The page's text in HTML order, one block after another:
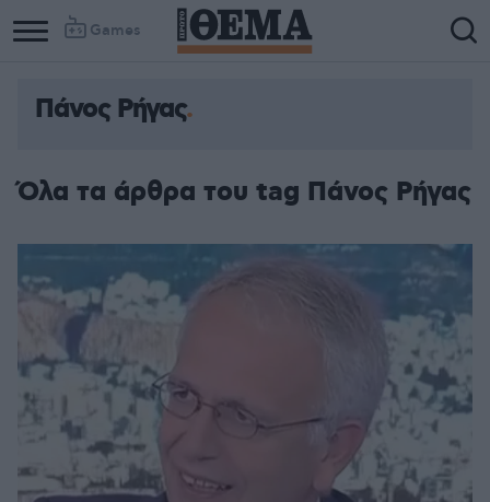
Games
Πάνος Ρήγας
Όλα τα άρθρα του tag Πάνος Ρήγας